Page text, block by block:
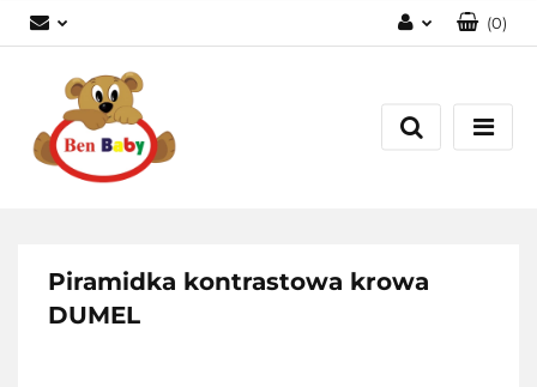
Zarejestruj się
Dodaj zgłoszenie
(0)
Piramidka kontrastowa krowa
DUMEL